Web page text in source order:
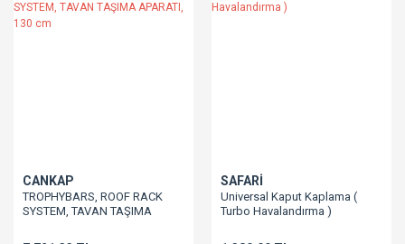
CANKAP
TROPHYBARS, ROOF RACK
SYSTEM, TAVAN TAŞIMA
SAFARİ
Universal Kaput Kaplama (
Turbo Havalandırma )